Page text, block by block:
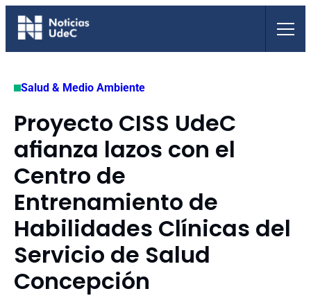
Saltar
Salud & Medio Ambiente
Proyecto CISS UdeC
afianza lazos con el
Centro de
Entrenamiento de
Habilidades Clínicas del
Servicio de Salud
Concepción